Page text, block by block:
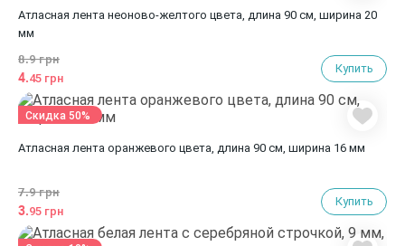
Атласная лента неоново-желтого цвета, длина 90 см, ширина 20
мм
8.9 грн
4.45 грн
Купить
Атласная лента оранжевого цвета, длина 90 см, ширина 16 мм
7.9 грн
3.95 грн
Купить
Скидка 50%